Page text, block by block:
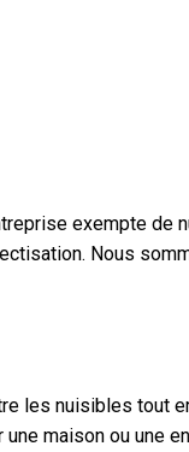
exempte
Nous
nuisibles tout
maison ou